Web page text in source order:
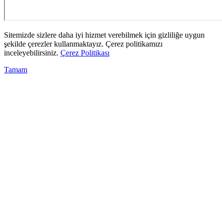
Sitemizde sizlere daha iyi hizmet verebilmek için gizliliğe uygun
şekilde çerezler kullanmaktayız. Çerez politikamızı
inceleyebilirsiniz. Çerez Politikası
Tamam